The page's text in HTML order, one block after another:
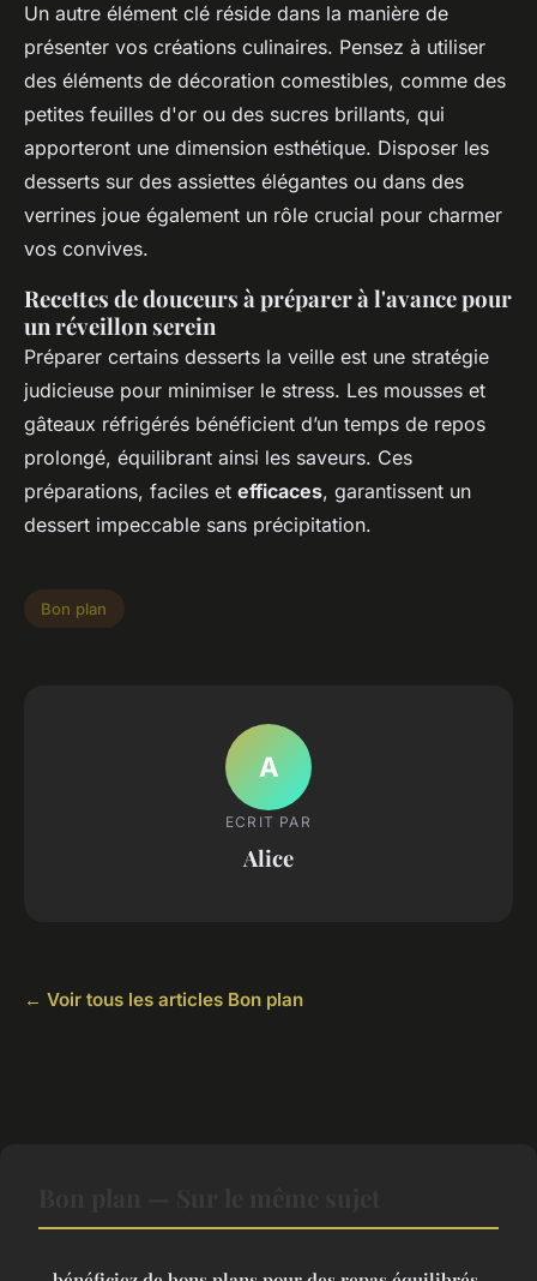
Un autre élément clé réside dans la manière de
présenter vos créations culinaires. Pensez à utiliser
des éléments de décoration comestibles, comme des
petites feuilles d'or ou des sucres brillants, qui
apporteront une dimension esthétique. Disposer les
desserts sur des assiettes élégantes ou dans des
verrines joue également un rôle crucial pour charmer
vos convives.
Recettes de douceurs à préparer à l'avance pour
un réveillon serein
Préparer certains desserts la veille est une stratégie
judicieuse pour minimiser le stress. Les mousses et
gâteaux réfrigérés bénéficient d’un temps de repos
prolongé, équilibrant ainsi les saveurs. Ces
préparations, faciles et efficaces, garantissent un
dessert impeccable sans précipitation.
Bon plan
A
ECRIT PAR
Alice
← Voir tous les articles Bon plan